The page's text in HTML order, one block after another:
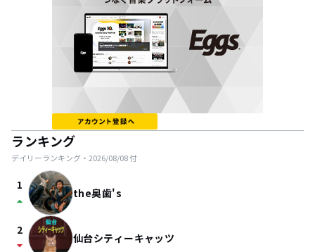
ランキング
デイリーランキング・ 2026/08/08付
1
arrow_drop_up the奥歯's
2
arrow_drop_down 仙台シティーキャッツ